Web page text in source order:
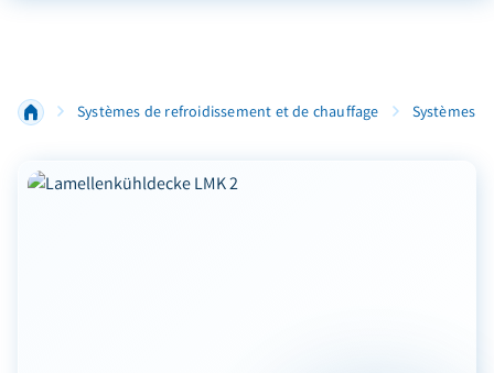
Systèmes de refroidissement et de chauffage Systèmes